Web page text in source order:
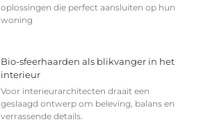
oplossingen die perfect aansluiten op hun
woning
Bio-sfeerhaarden als blikvanger in het
interieur
Voor interieurarchitecten draait een
geslaagd ontwerp om beleving, balans en
verrassende details.